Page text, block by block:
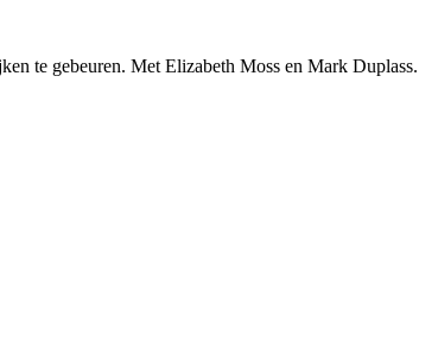
te gebeuren. Met Elizabeth Moss en Mark Duplass.